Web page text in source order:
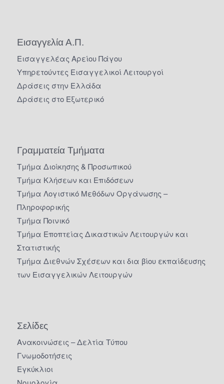
Εισαγγελία Α.Π.
Εισαγγελέας Αρείου Πάγου
Υπηρετούντες Εισαγγελικοί Λειτουργοί
Δράσεις στην Ελλάδα
Δράσεις στο Εξωτερικό
Γραμματεία Τμήματα
Τμήμα Διοίκησης & Προσωπικού
Τμήμα Κλήσεων και Επιδόσεων
Τμήμα Λογιστικό Μεθόδων Οργάνωσης –
Πληροφορικής
Τμήμα Ποινικό
Τμήμα Εποπτείας Δικαστικών Λειτουργών και
Στατιστικής
Τμήμα Διεθνών Σχέσεων και δια βίου εκπαίδευσης
των Εισαγγελικών Λειτουργών
Σελίδες
Ανακοινώσεις – Δελτία Τύπου
Γνωμοδοτήσεις
Εγκύκλιοι